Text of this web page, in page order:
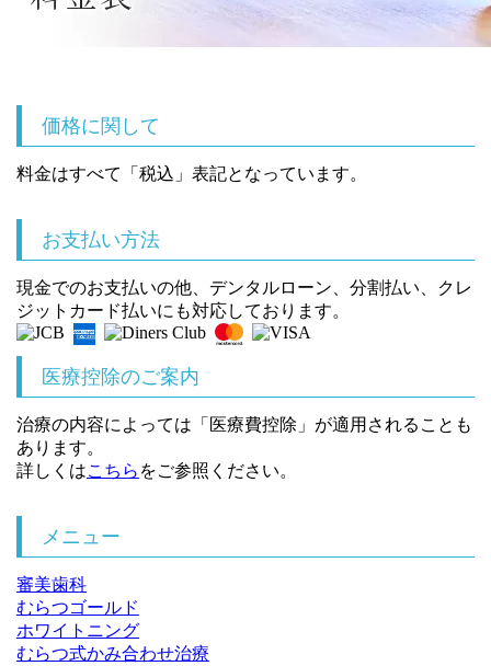
価格に関して
料金はすべて「 税込 」表記となっています。
お支払い方法
現金でのお支払いの他、デンタルローン、分割払い、クレ
ジットカード払いにも対応しております。
医療控除のご案内
治療の内容によっては「医療費控除」が適用されることも
あります。
詳しくはこちら をご参照ください。
メニュー
審美歯科
むらつゴールド
ホワイトニング
むらつ式かみ合わせ治療